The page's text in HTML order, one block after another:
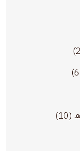
(10)